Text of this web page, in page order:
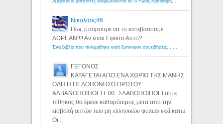
Νικολαος46
Πως μπορουμε να το κατεβασουμε
ΔΩΡΕΑΝ!!!! Αν ειναι Εφικτο Αυτο?
ΓΕΓΟΝΟΣ
ΚΑΤΑΓΕΤΑΙ ΑΠΟ ΕΝΑ ΧΩΡΙΟ ΤΗΣ ΜΑΝΗΣ.
ΟΛΗ Η ΠΕΛΟΠΟΝΗΣΟ ΠΡΩΤΟΥ
ΑΛΒΑΝΟΠΟΙΗΘΕΙ ΕΙΧΕ ΣΛΑΒΟΠΟΙΗΘΕΙ ούτε
πίθηκος θα έμενε καθαρόαιμος μετα απο την
εισβολή αυτών των μη ελληνικών φυλων εκεί κατω.
Οι...